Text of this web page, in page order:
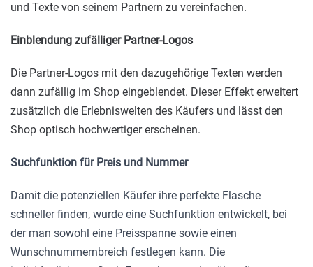
und Texte von seinem Partnern zu vereinfachen.
Einblendung zufälliger Partner-Logos
Die Partner-Logos mit den dazugehörige Texten werden
dann zufällig im Shop eingeblendet. Dieser Effekt erweitert
zusätzlich die Erlebniswelten des Käufers und lässt den
Shop optisch hochwertiger erscheinen.
Suchfunktion für Preis und Nummer
Damit die potenziellen Käufer ihre perfekte Flasche
schneller finden, wurde eine Suchfunktion entwickelt, bei
der man sowohl eine Preisspanne sowie einen
Wunschnummernbreich festlegen kann. Die